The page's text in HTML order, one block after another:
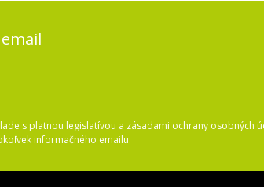
s platnou legislatívou a zásadami ochrany osobných
informačného emailu.